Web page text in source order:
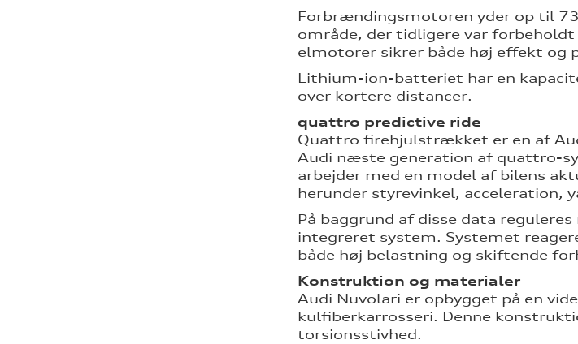
Forbrændingsmotoren yder op til
område, der tidligere var
elmotorer sikrer både høj effekt
Lithium-ion-batteriet har en
over kortere distancer.
quattro predictive ride
Quattro firehjulstrækket er en af
Audi næste generation af quattro-
arbejder med en model af bilens
herunder styrevinkel, acceleration,
På baggrund af disse data
integreret system. Systemet
både høj belastning og skiftende
Konstruktion og materialer
Audi Nuvolari er opbygget på en
kulfiberkarrosseri. Denne
torsionsstivhed.